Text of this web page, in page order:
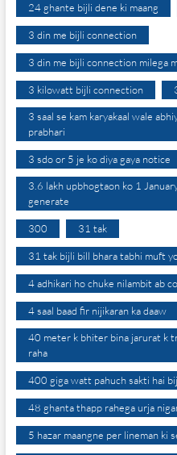
24 ghante bijli dene ki maang
3 din me bijli connection
3 din me bijli connection milega
3 kilowatt bijli connection
3 saal se kam karyakaal wale
prabhari
3 sdo or 5 je ko diya gaya notice
3.6 lakh upbhogtaon ko 1
generate
300 31 tak
31 tak bijli bill bhara tabhi muft
4 adhikari ho chuke nilambit ab
4 saal baad fir nijikaran ka daaw
40 meter k bhiter bina jarurat k
raha
400 giga watt pahuch sakti hai
48 ghanta thapp rahega urja
5 hazar maangne per lineman ki